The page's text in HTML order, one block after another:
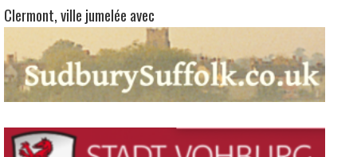
Clermont, ville jumelée avec